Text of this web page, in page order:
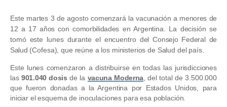
Este martes 3 de agosto comenzará lavacunación a menores de
12 a 17 años con comorbilidades en Argentina. La decisión se
tomó este lunes durante el encuentro del Consejo Federal de
Salud (Cofesa), que reúne a los ministerios de Salud del país.
Este lunes comenzaron a distribuirse en todas las jurisdicciones
las 901.040 dosis de la vacuna Moderna, del total de 3.500.000
que fueron donadas a la Argentina por Estados Unidos, para
iniciar el esquema de inoculaciones para esa población.